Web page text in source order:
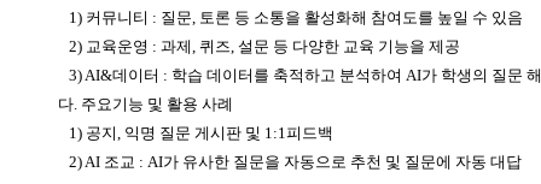
1) 커뮤니티 : 질문, 토론 등 소통을 활성화해 참여도를 높일 수 있음
2) 교육운영 : 과제, 퀴즈, 설문 등 다양한 교육 기능을 제공
3) AI&데이터 : 학습 데이터를 축적하고 분석하여 AI가 학생의 질문
다. 주요기능 및 활용 사례
1) 공지, 익명 질문 게시판 및 1:1피드백
2) AI 조교 : AI가 유사한 질문을 자동으로 추천 및 질문에 자동 대답